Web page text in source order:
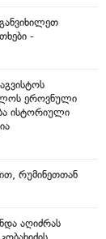
-
ეროვნული
ისტორიული
რუმინეთთან
აღიძრას